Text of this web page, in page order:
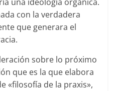
con la verdadera
que generara el
sobre lo próximo
que es la que elabora
«filosofía de la praxis»,